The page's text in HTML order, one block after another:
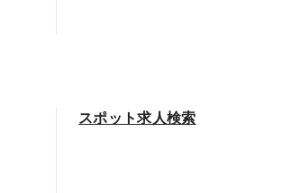
スポット求人検索